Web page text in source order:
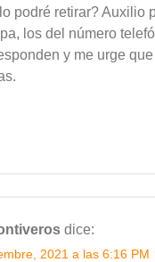
podré retirar? Auxilio
los del número
y me urge que
dice:
2021 a las 6:16 PM